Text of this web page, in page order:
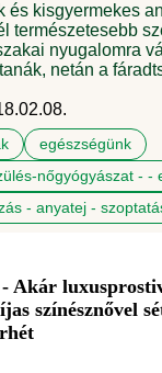
és kisgyermekes
természetesebb
nyugalomra
netán a
egészségünk
nőgyógyászat - -
- anyatej -
- Akár
színésznővel